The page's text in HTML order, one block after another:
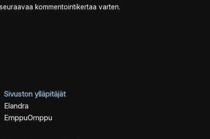
kommentointikertaa varten.
Sivuston ylläpitäjät
Elandra
EmppuOmppu